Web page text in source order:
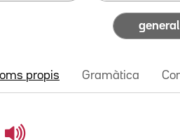
general
propis Gramàtica